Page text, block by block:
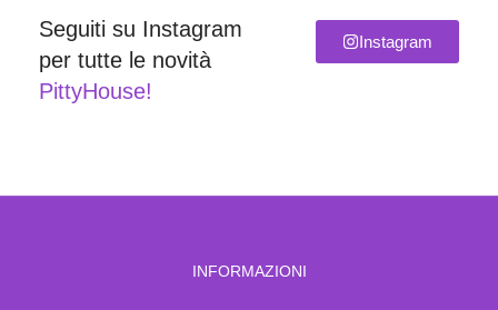
Seguiti su Instagram
per tutte le novità
PittyHouse!
Instagram
INFORMAZIONI